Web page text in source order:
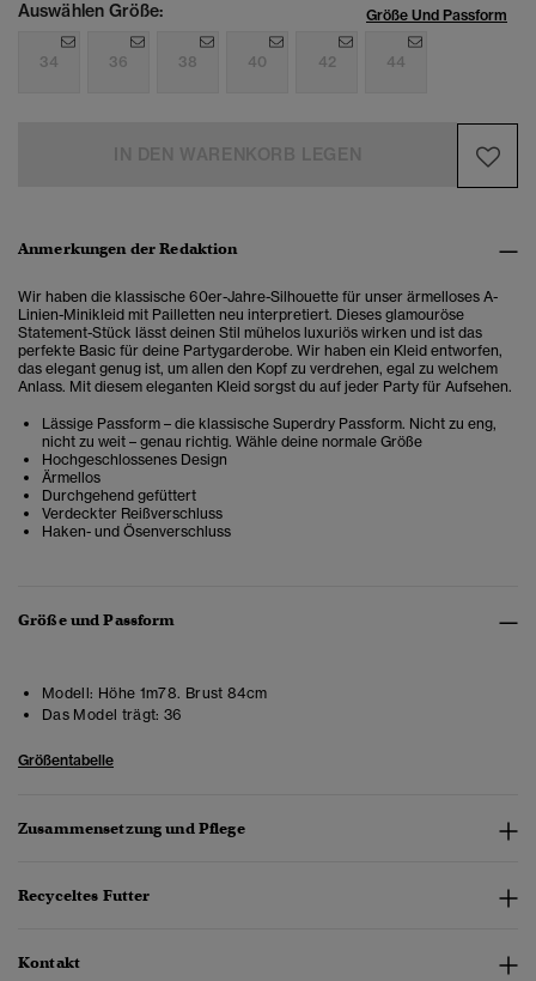
Auswählen Größe: Größe Und Passform
34 36 38 40 42 44
Anmerkungen der Redaktion
Wir haben die klassische 60er-Jahre-Silhouette für unser ärmelloses A-
Linien-Minikleid mit Pailletten neu interpretiert. Dieses glamouröse
Statement-Stück lässt deinen Stil mühelos luxuriös wirken und ist das
perfekte Basic für deine Partygarderobe. Wir haben ein Kleid entworfen,
das elegant genug ist, um allen den Kopf zu verdrehen, egal zu welchem
Anlass. Mit diesem eleganten Kleid sorgst du auf jeder Party für Aufsehen.
Lässige Passform – die klassische Superdry Passform. Nicht zu eng,
nicht zu weit – genau richtig. Wähle deine normale Größe
Hochgeschlossenes Design
Ärmellos
Durchgehend gefüttert
Verdeckter Reißverschluss
Haken- und Ösenverschluss
Größe und Passform
Modell: Höhe 1m78. Brust 84cm
Das Model trägt: 36
Größentabelle
Zusammensetzung und Pflege
Recyceltes Futter
Kontakt